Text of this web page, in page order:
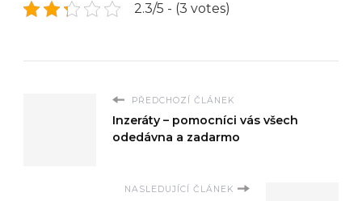
2.3/5 - (3 votes)
PŘEDCHOZÍ ČLÁNEK
Inzeráty – pomocníci vás všech
odedávna a zadarmo
NASLEDUJÍCÍ ČLÁNEK